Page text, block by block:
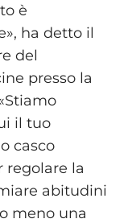
è
ha detto il
del
presso la
il tuo
casco
regolare la
abitudini
meno una